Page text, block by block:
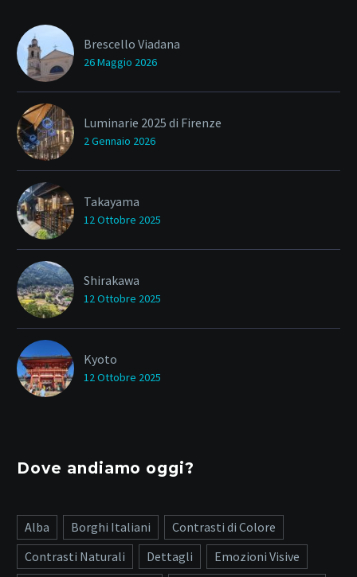
Brescello Viadana
26 Maggio 2026
Luminarie 2025 di Firenze
2 Gennaio 2026
Takayama
12 Ottobre 2025
Shirakawa
12 Ottobre 2025
Kyoto
12 Ottobre 2025
Dove andiamo oggi?
Alba Borghi Italiani
Contrasti di Colore
Contrasti Naturali
Dettagli
Emozioni Visive